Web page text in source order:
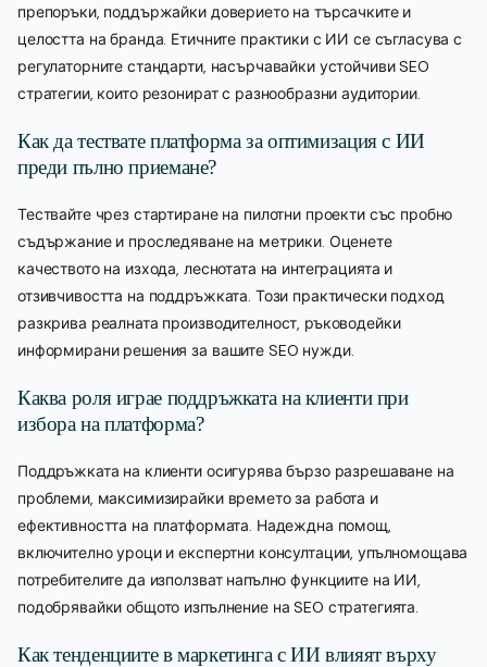
препоръки, поддържайки доверието на търсачките и
целостта на бранда. Етичните практики с ИИ се съгласува с
регулаторните стандарти, насърчавайки устойчиви SEO
стратегии, които резонират с разнообразни аудитории.
Как да тествате платформа за оптимизация с ИИ
преди пълно приемане?
Тествайте чрез стартиране на пилотни проекти със пробно
съдържание и проследяване на метрики. Оценете
качеството на изхода, леснотата на интеграцията и
отзивчивостта на поддръжката. Този практически подход
разкрива реалната производителност, ръководейки
информирани решения за вашите SEO нужди.
Каква роля играе поддръжката на клиенти при
избора на платформа?
Поддръжката на клиенти осигурява бързо разрешаване на
проблеми, максимизирайки времето за работа и
ефективността на платформата. Надеждна помощ,
включително уроци и експертни консултации, упълномощава
потребителите да използват напълно функциите на ИИ,
подобрявайки общото изпълнение на SEO стратегията.
Как тенденциите в маркетинга с ИИ влияят върху